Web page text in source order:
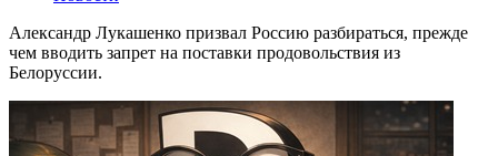
Александр Лукашенко призвал Россию разбираться, прежде
чем вводить запрет на поставки продовольствия из
Белоруссии.